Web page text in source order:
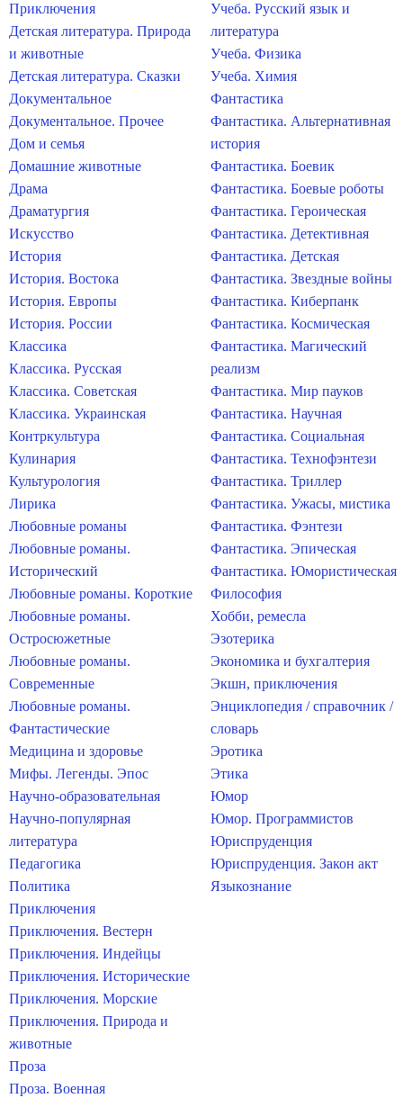
Приключения
Детская литература. Природа
и животные
Детская литература. Сказки
Документальное
Документальное. Прочее
Дом и семья
Домашние животные
Драма
Драматургия
Искусство
История
История. Востока
История. Европы
История. России
Классика
Классика. Русская
Классика. Советская
Классика. Украинская
Контркультура
Кулинария
Культурология
Лирика
Любовные романы
Любовные романы.
Исторический
Любовные романы. Короткие
Любовные романы.
Остросюжетные
Любовные романы.
Современные
Любовные романы.
Фантастические
Медицина и здоровье
Мифы. Легенды. Эпос
Научно-образовательная
Научно-популярная
литература
Педагогика
Политика
Приключения
Приключения. Вестерн
Приключения. Индейцы
Приключения. Исторические
Приключения. Морские
Приключения. Природа и
животные
Проза
Проза. Военная
Учеба. Русский язык и
литература
Учеба. Физика
Учеба. Химия
Фантастика
Фантастика. Альтернативная
история
Фантастика. Боевик
Фантастика. Боевые роботы
Фантастика. Героическая
Фантастика. Детективная
Фантастика. Детская
Фантастика. Звездные войны
Фантастика. Киберпанк
Фантастика. Космическая
Фантастика. Магический
реализм
Фантастика. Мир пауков
Фантастика. Научная
Фантастика. Социальная
Фантастика. Технофэнтези
Фантастика. Триллер
Фантастика. Ужасы, мистика
Фантастика. Фэнтези
Фантастика. Эпическая
Фантастика. Юмористическая
Философия
Хобби, ремесла
Эзотерика
Экономика и бухгалтерия
Экшн, приключения
Энциклопедия / справочник /
словарь
Эротика
Этика
Юмор
Юмор. Программистов
Юриспруденция
Юриспруденция. Закон акт
Языкознание